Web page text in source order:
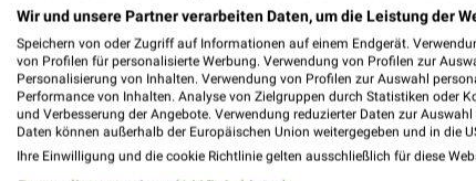
11 km
Angebote ab 03.08.
Noch morgen gültig
Angebote
Noch heute
XXXLutz Kaufland
Wir und unsere Partner verarbeiten Daten, um die Leistung der
Speichern von oder Zugriff auf Informationen auf einem Endgerät.
von Profilen für personalisierte Werbung. Verwendung von Profilen zur
Personalisierung von Inhalten. Verwendung von Profilen zur Auswahl
Performance von Inhalten. Analyse von Zielgruppen durch Statistiken oder
und Verbesserung der Angebote. Verwendung reduzierter Daten zur
Daten können außerhalb der Europäischen Union weitergegeben und in die
Ihre Einwilligung und die cookie Richtlinie gelten ausschließlich für diese